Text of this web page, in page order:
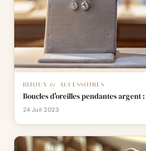
BIJOUX & ACCESSOIRES
Boucles d'oreilles pendantes argent
24 Juil 2023